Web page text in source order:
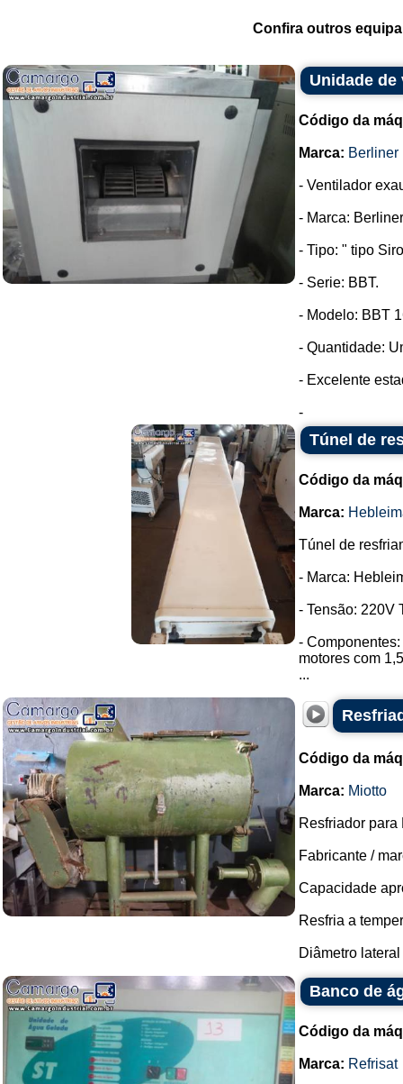
Confira outros
Unidade
Código da
Marca: Berliner
- Ventilador
- Marca:
- Tipo: " tipo
- Serie: BBT.
- Modelo: BBT
- Quantidade:
- Excelente
-
Túnel de
Código da
Marca:
Túnel de
- Marca:
- Tensão: 220V
-
motores com
...
Código da
Marca: Miotto
Resfriador
Fabricante /
Capacidade
Resfria a
Diâmetro
Banco de
Código da
Marca: Refrisat